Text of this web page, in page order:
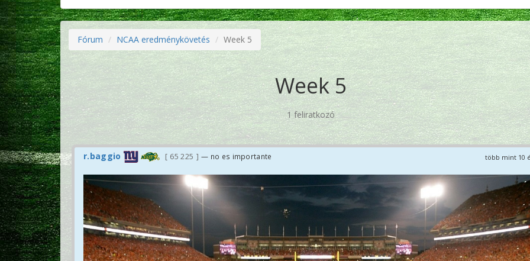
Fórum NCAA eredménykövetés Week 5
Week 5
1 feliratkozó
több mint 10
r.baggio 65 225 — no es importante